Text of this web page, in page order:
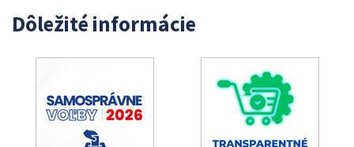
Dôležité informácie